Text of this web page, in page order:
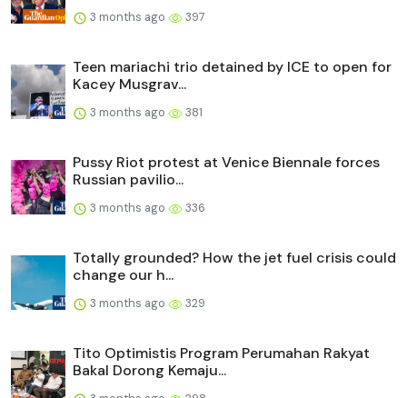
3 months ago 397
Teen mariachi trio detained by ICE to open for
Kacey Musgrav...
3 months ago 381
Pussy Riot protest at Venice Biennale forces
Russian pavilio...
3 months ago 336
Totally grounded? How the jet fuel crisis could
change our h...
3 months ago 329
Tito Optimistis Program Perumahan Rakyat
Bakal Dorong Kemaju...